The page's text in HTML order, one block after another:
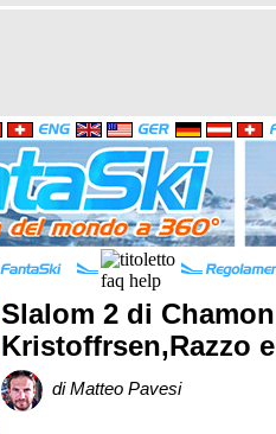
Slalom 2 di
Kristoffrsen,Razzo
di Matteo Pavesi